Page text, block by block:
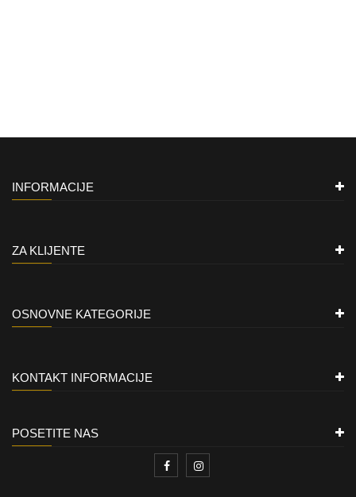
INFORMACIJE
ZA KLIJENTE
OSNOVNE KATEGORIJE
KONTAKT INFORMACIJE
POSETITE NAS